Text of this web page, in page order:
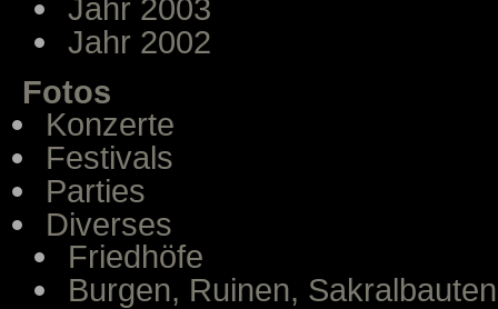
Jahr 2003
Jahr 2002
Fotos
Konzerte
Festivals
Parties
Diverses
Friedhöfe
Burgen, Ruinen, Sakralbauten